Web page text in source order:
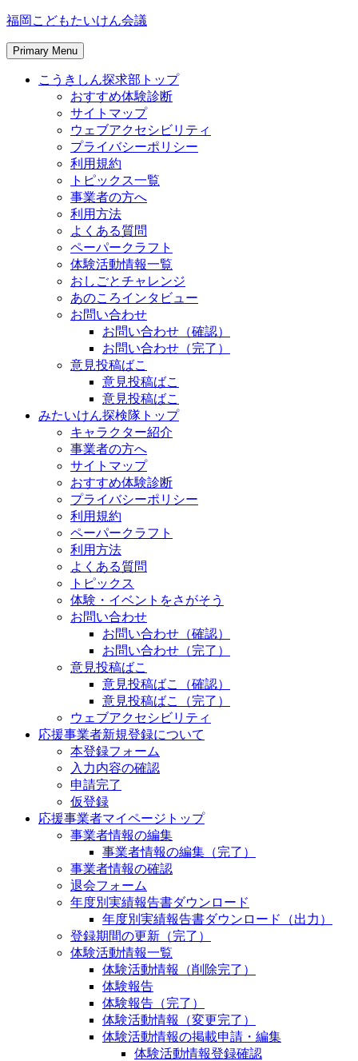
Skip
content
福岡こどもたいけん会議
Primary Menu
こうきしん探求部トップ
おすすめ体験診断
サイトマップ
ウェブアクセシビリティ
プライバシーポリシー
利用規約
トピックス一覧
事業者の方へ
利用方法
よくある質問
ペーパークラフト
体験活動情報一覧
おしごとチャレンジ
あのころインタビュー
お問い合わせ
お問い合わせ（確認）
お問い合わせ（完了）
意見投稿ばこ
意見投稿ばこ
意見投稿ばこ
みたいけん探検隊トップ
キャラクター紹介
事業者の方へ
サイトマップ
おすすめ体験診断
プライバシーポリシー
利用規約
ペーパークラフト
利用方法
よくある質問
トピックス
体験・イベントをさがそう
お問い合わせ
お問い合わせ（確認）
お問い合わせ（完了）
意見投稿ばこ
意見投稿ばこ（確認）
意見投稿ばこ（完了）
ウェブアクセシビリティ
応援事業者新規登録について
本登録フォーム
入力内容の確認
申請完了
仮登録
応援事業者マイページトップ
事業者情報の編集
事業者情報の編集（完了）
事業者情報の確認
退会フォーム
年度別実績報告書ダウンロード
年度別実績報告書ダウンロード（出力）
登録期間の更新（完了）
体験活動情報一覧
体験活動情報（削除完了）
体験報告
体験報告（完了）
体験活動情報（変更完了）
体験活動情報の掲載申請・編集
体験活動情報登録確認